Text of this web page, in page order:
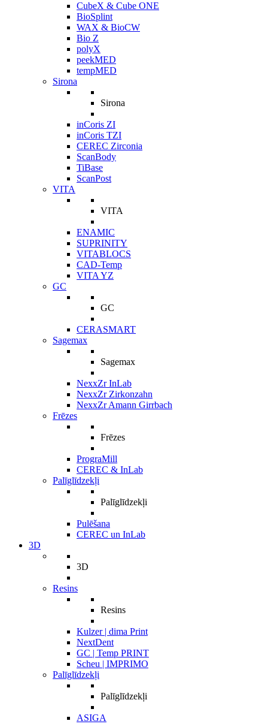
CubeX & Cube ONE
BioSplint
WAX & BioCW
Bio Z
polyX
peekMED
tempMED
Sirona
Sirona
inCoris ZI
inCoris TZI
CEREC Zirconia
ScanBody
TiBase
ScanPost
VITA
VITA
ENAMIC
SUPRINITY
VITABLOCS
CAD-Temp
VITA YZ
GC
GC
CERASMART
Sagemax
Sagemax
NexxZr InLab
NexxZr Zirkonzahn
NexxZr Amann Girrbach
Frēzes
Frēzes
PrograMill
CEREC & InLab
Palīglīdzekļi
Palīglīdzekļi
Pulēšana
CEREC un InLab
3D
3D
Resins
Resins
Kulzer | dima Print
NextDent
GC | Temp PRINT
Scheu | IMPRIMO
Palīglīdzekļi
Palīglīdzekļi
ASIGA